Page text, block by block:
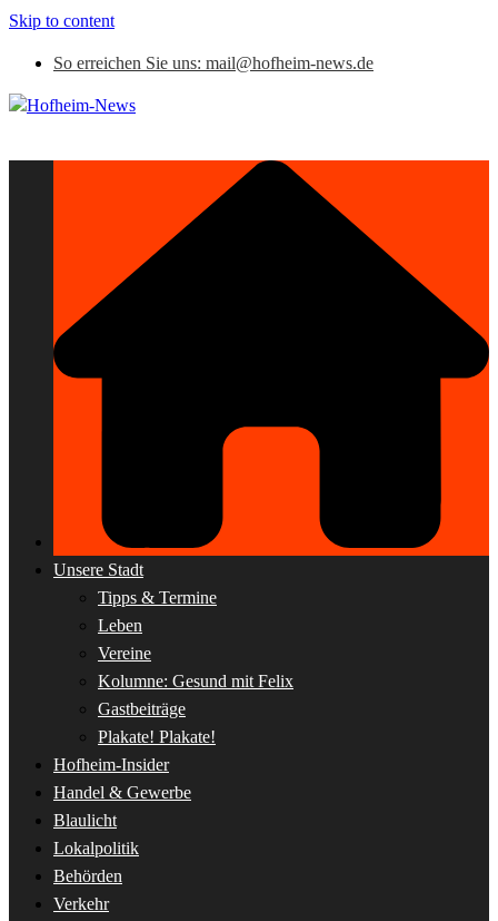
Skip to content
So erreichen Sie uns: mail@hofheim-news.de
Unsere Stadt
Tipps & Termine
Leben
Vereine
Kolumne: Gesund mit Felix
Gastbeiträge
Plakate! Plakate!
Hofheim-Insider
Handel & Gewerbe
Blaulicht
Lokalpolitik
Behörden
Verkehr